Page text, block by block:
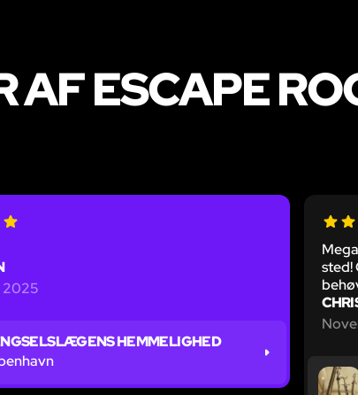
AF ESCAPE
2025
HEMMELIGHED
sted!